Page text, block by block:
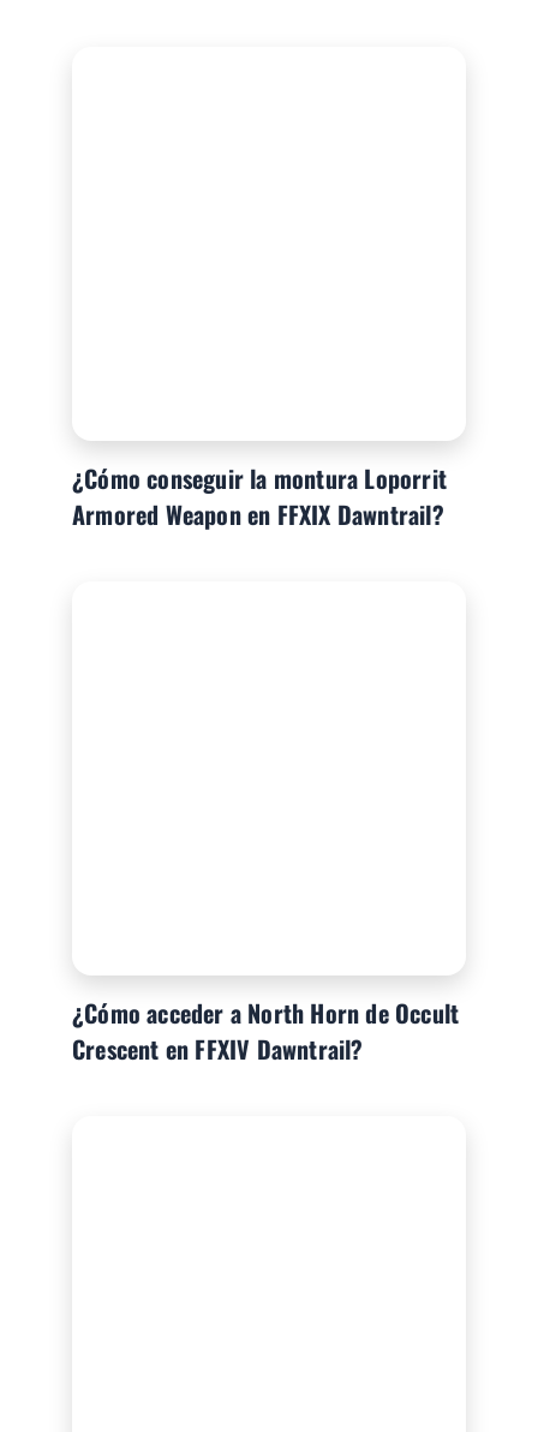
¿Cómo conseguir la montura Loporrit
Armored Weapon en FFXIX Dawntrail?
¿Cómo acceder a North Horn de Occult
Crescent en FFXIV Dawntrail?